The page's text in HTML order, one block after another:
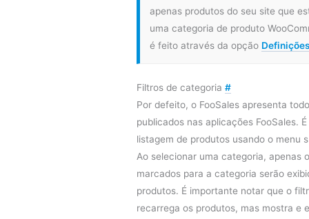
apenas produtos do seu site que
uma categoria de produto
é feito através da opção
Filtros de categoria #
Por defeito, o FooSales apresenta
publicados nas aplicações FooSales.
listagem de produtos usando o menu
Ao selecionar uma categoria, apenas
marcados para a categoria serão
produtos. É importante notar que o
recarrega os produtos, mas mostra e